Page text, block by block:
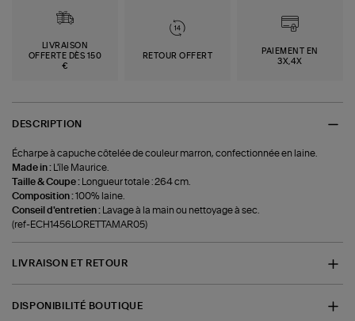
LIVRAISON
OFFERTE DÈS 150
€
RETOUR OFFERT
PAIEMENT EN
3X,4X
DESCRIPTION
Écharpe à capuche côtelée de couleur marron, confectionnée en laine.
Made in : L'île Maurice.
Taille & Coupe :
Longueur totale : 264 cm.
Composition :100% laine.
Conseil d'entretien :
Lavage à la main ou nettoyage à sec.
(ref-ECH1456LORETTAMAR05)
LIVRAISON ET RETOUR
DISPONIBILITÉ BOUTIQUE